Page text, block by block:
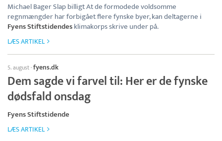
Michael Bager Slap billigt At de formodede voldsomme
regnmængder har forbigået flere fynske byer, kan deltagerne i
Fyens Stiftstidendesklimakorps skrive under på.
LÆS ARTIKEL
5. august·fyens.dk
Dem sagde vi farvel til: Her er de fynske
dødsfald onsdag
Fyens Stiftstidende
LÆS ARTIKEL